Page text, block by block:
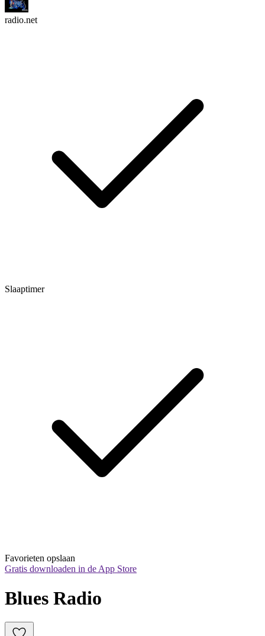
radio.net
Slaaptimer
Favorieten opslaan
Gratis downloaden in de App Store
Blues Radio